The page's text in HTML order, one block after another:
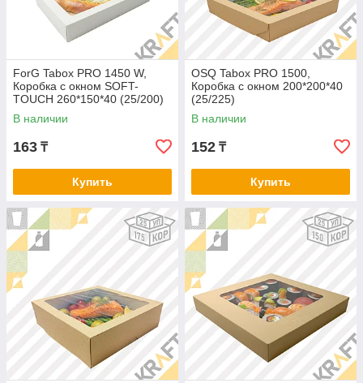
ForG Tabox PRO 1450 W,
Коробка с окном SOFT-
TOUCH 260*150*40 (25/200)
В наличии
163 ₸
Купить
OSQ Tabox PRO 1500,
Коробка с окном 200*200*40
(25/225)
В наличии
152 ₸
Купить